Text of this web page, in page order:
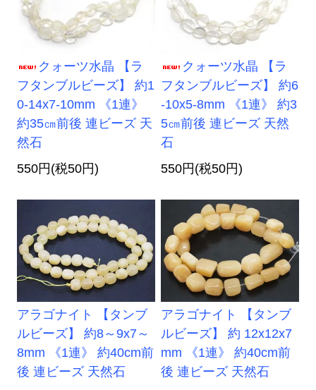
クォーツ水晶 【ラ
フタンブルビーズ】 約1
0-14x7-10mm 《1連》
約35㎝前後 連ビーズ 天
然石
550円(税50円)
クォーツ水晶 【ラ
フタンブルビーズ】 約6
-10x5-8mm 《1連》 約3
5㎝前後 連ビーズ 天然
石
550円(税50円)
アラゴナイト 【タンブ
ルビーズ】 約8～9x7～
8mm 《1連》 約40cm前
後 連ビーズ 天然石
アラゴナイト 【タンブ
ルビーズ】 約 12x12x7
mm 《1連》 約40cm前
後 連ビーズ 天然石